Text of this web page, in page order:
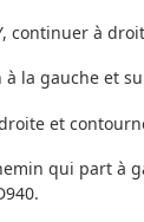
continuer à
à la gauche et
et
qui part à